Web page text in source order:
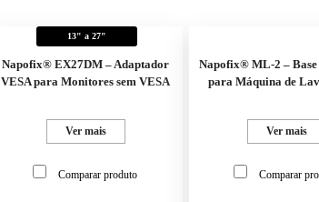
13" a 27"
Napofix® EX27DM – Adaptador
VESA para Monitores sem VESA
Ver mais
Comparar produto
Napofix® ML-2 – Base
para Máquina de
Ver mais
Comparar